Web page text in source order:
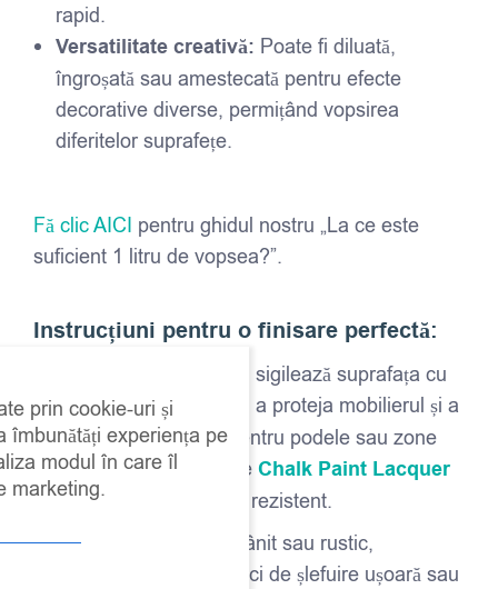
rapid.
Versatilitate creativă: Poate fi diluată,
îngroșată sau amestecată pentru efecte
decorative diverse, permițând vopsirea
diferitelor suprafețe.
Fă clic AICI pentru ghidul nostru „La ce este
suficient 1 litru de vopsea?”.
Instrucțiuni pentru o finisare perfectă:
După aplicarea vopselei, sigilează suprafața cu
Chalk Paint Wax
pentru a proteja mobilierul și a
obține un luciu subtil. Pentru podele sau zone
intens traficate, folosește Chalk Paint Lacquer
pentru un strat durabil și rezistent.
Pentru un aspect îmbătrânit sau rustic,
experimentează cu tehnici de șlefuire ușoară sau
prin cookie-uri și
îmbunătăți experiența pe
modul în care îl
marketing.